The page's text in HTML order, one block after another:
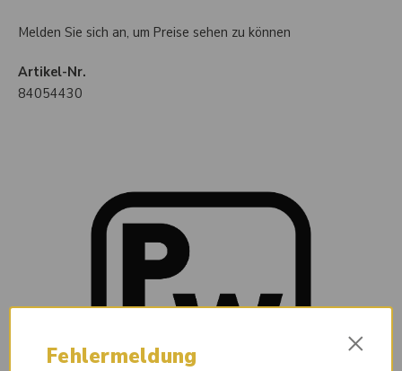
Melden Sie sich an, um Preise sehen zu können
Artikel-Nr.
84054430
Fehlermeldung ×